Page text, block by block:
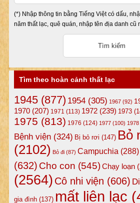
(*) Nhập thông tin bằng Tiếng Việt có dấu,
năm thất lạc, quê quán, nhập tên địa danh cũ
Tìm theo hoàn cảnh thất lạc
1945(877) 1954(305) 1967(92)
1970(207) 1971 (113) 1972(239) 1973
1975 (813) 1976 (124) 1977(100) 1978
Bệnh viện(324) Bị bỏ rơi (147) Bỏ
(2102) Bỏ đi(87) Campuchia (288)
(632) Cho con (545)Chạy loạn
(2564) Cô nhi viện (606)
gia đình(137) mất liên lạc